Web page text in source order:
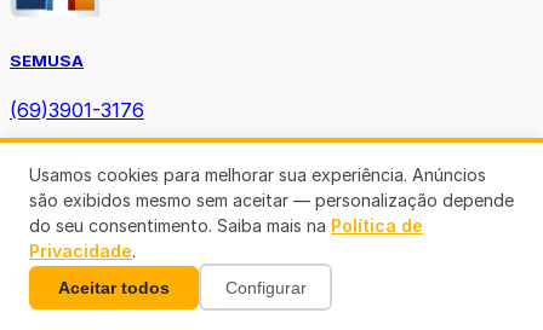
SEMUSA
(69)3901-3176
Diário Oficial TCE-RO
Usamos cookies para melhorar sua experiência. Anúncios
são exibidos mesmo sem aceitar — personalização depende
do seu consentimento. Saiba mais na Política de
Privacidade.
Aceitar todos Configurar